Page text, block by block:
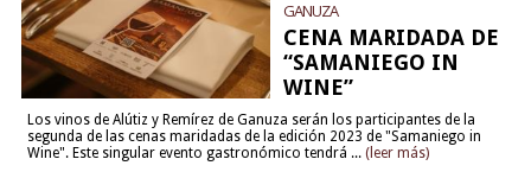
GANUZA
CENA MARIDADA DE
“SAMANIEGO IN
WINE”
Los vinos de Alútiz y Remírez de Ganuza serán los participantes de la
segunda de las cenas maridadas de la edición 2023 de "Samaniego in
Wine". Este singular evento gastronómico tendrá ... (leer más)